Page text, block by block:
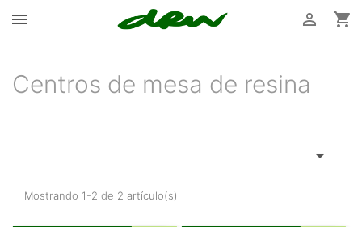
 

Centros de mesa de resina

Mostrando 1-2 de 2 artículo(s)